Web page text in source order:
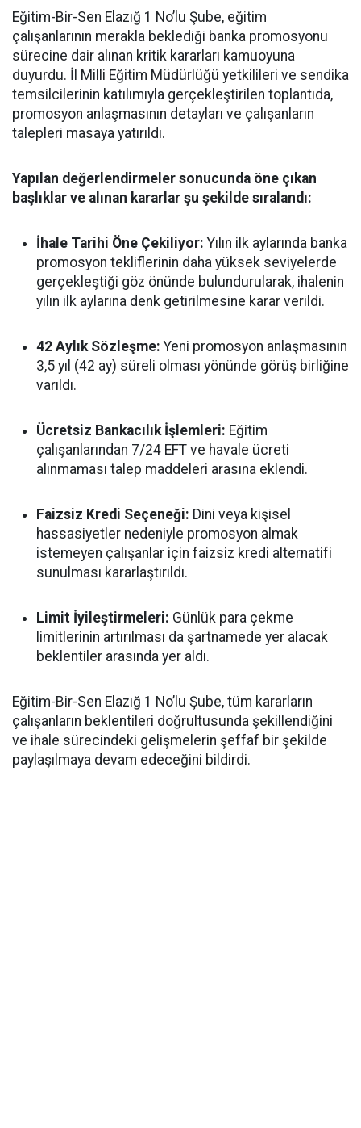
Eğitim-Bir-Sen Elazığ 1 No’lu Şube, eğitim
çalışanlarının merakla beklediği banka promosyonu
sürecine dair alınan kritik kararları kamuoyuna
duyurdu. İl Milli Eğitim Müdürlüğü yetkilileri ve sendika
temsilcilerinin katılımıyla gerçekleştirilen toplantıda,
promosyon anlaşmasının detayları ve çalışanların
talepleri masaya yatırıldı.
Yapılan değerlendirmeler sonucunda öne çıkan
başlıklar ve alınan kararlar şu şekilde sıralandı:
İhale Tarihi Öne Çekiliyor: Yılın ilk aylarında banka
promosyon tekliflerinin daha yüksek seviyelerde
gerçekleştiği göz önünde bulundurularak, ihalenin
yılın ilk aylarına denk getirilmesine karar verildi.
42 Aylık Sözleşme: Yeni promosyon anlaşmasının
3,5 yıl (42 ay) süreli olması yönünde görüş birliğine
varıldı.
Ücretsiz Bankacılık İşlemleri: Eğitim
çalışanlarından 7/24 EFT ve havale ücreti
alınmaması talep maddeleri arasına eklendi.
Faizsiz Kredi Seçeneği: Dini veya kişisel
hassasiyetler nedeniyle promosyon almak
istemeyen çalışanlar için faizsiz kredi alternatifi
sunulması kararlaştırıldı.
Limit İyileştirmeleri: Günlük para çekme
limitlerinin artırılması da şartnamede yer alacak
beklentiler arasında yer aldı.
Eğitim-Bir-Sen Elazığ 1 No’lu Şube, tüm kararların
çalışanların beklentileri doğrultusunda şekillendiğini
ve ihale sürecindeki gelişmelerin şeffaf bir şekilde
paylaşılmaya devam edeceğini bildirdi.